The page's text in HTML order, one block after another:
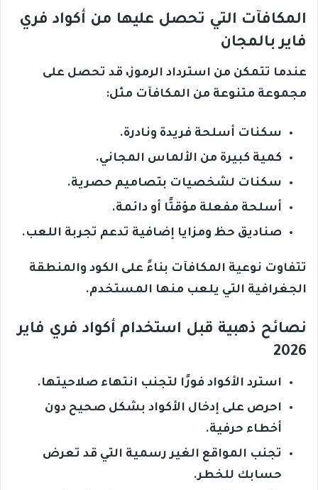
المكافآت التي تحصل عليها من أكواد فري
فاير بالمجان
عندما تتمكن من استرداد الرموز، قد تحصل على
مجموعة متنوعة من المكافآت مثل:
سكنات أسلحة فريدة ونادرة.
كمية كبيرة من الألماس المجاني.
سكنات لشخصيات بتصاميم حصرية.
أسلحة مفعلة مؤقتًا أو دائمة.
صناديق حظ ومزايا إضافية تدعم تجربة اللعب.
تتفاوت نوعية المكافآت بناءً على الكود والمنطقة
الجغرافية التي يلعب منها المستخدم.
نصائح ذهبية قبل استخدام أكواد فري فاير
2026
استرد الأكواد فورًا لتجنب انتهاء صلاحيتها.
احرص على إدخال الأكواد بشكل صحيح دون
أخطاء حرفية.
تجنب المواقع الغير رسمية التي قد تعرض
حسابك للخطر.